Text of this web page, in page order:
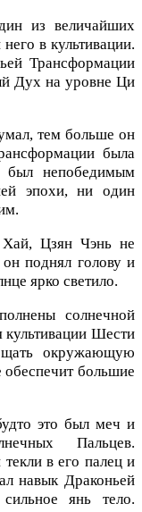
из величайших
в культивации.
Трансформации
Дух на уровне Ци
тем больше он
была
непобедимым
эпохи, ни один
Цзян Чэнь не
поднял голову и
ярко светило.
солнечной
культивации Шести
окружающую
большие
это был меч и
Пальцев.
в его палец и
навык Драконьей
янь тело.